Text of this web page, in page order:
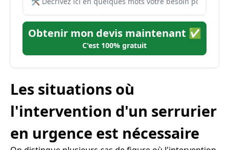
Obtenir mon devis maintenant ✅
C'est 100% gratuit
Les situations où
l'intervention d'un serrurier
en urgence est nécessaire